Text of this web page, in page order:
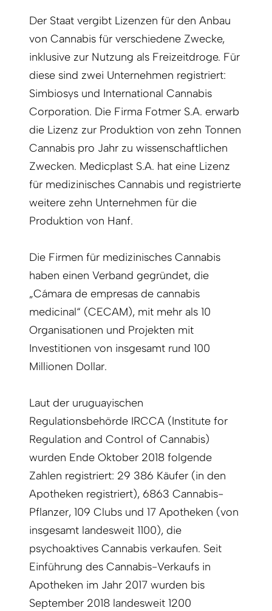
Der Staat vergibt Lizenzen für den Anbau
von Cannabis für verschiedene Zwecke,
inklusive zur Nutzung als Freizeitdroge. Für
diese sind zwei Unternehmen registriert:
Simbiosys und International Cannabis
Corporation. Die Firma Fotmer S.A. erwarb
die Lizenz zur Produktion von zehn Tonnen
Cannabis pro Jahr zu wissenschaftlichen
Zwecken. Medicplast S.A. hat eine Lizenz
für medizinisches Cannabis und registrierte
weitere zehn Unternehmen für die
Produktion von Hanf.
Die Firmen für medizinisches Cannabis
haben einen Verband gegründet, die
„Cámara de empresas de cannabis
medicinal“ (CECAM), mit mehr als 10
Organisationen und Projekten mit
Investitionen von insgesamt rund 100
Millionen Dollar.
Laut der uruguayischen
Regulationsbehörde IRCCA (Institute for
Regulation and Control of Cannabis)
wurden Ende Oktober 2018 folgende
Zahlen registriert: 29 386 Käufer (in den
Apotheken registriert), 6863 Cannabis-
Pflanzer, 109 Clubs und 17 Apotheken (von
insgesamt landesweit 1100), die
psychoaktives Cannabis verkaufen. Seit
Einführung des Cannabis-Verkaufs in
Apotheken im Jahr 2017 wurden bis
September 2018 landesweit 1200